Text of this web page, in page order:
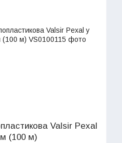
Valsir Pexal
(100 м)